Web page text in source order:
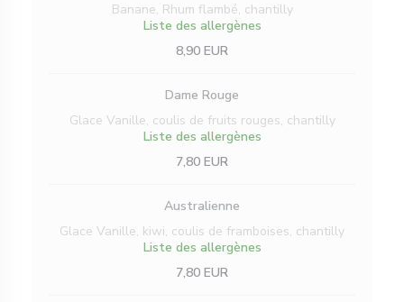
Banane, Rhum flambé, chantilly
Liste des allergènes
8,90 EUR
Dame Rouge
Glace Vanille, coulis de fruits rouges, chantilly
Liste des allergènes
7,80 EUR
Australienne
Glace Vanille, kiwi, coulis de framboises, chantilly
Liste des allergènes
7,80 EUR